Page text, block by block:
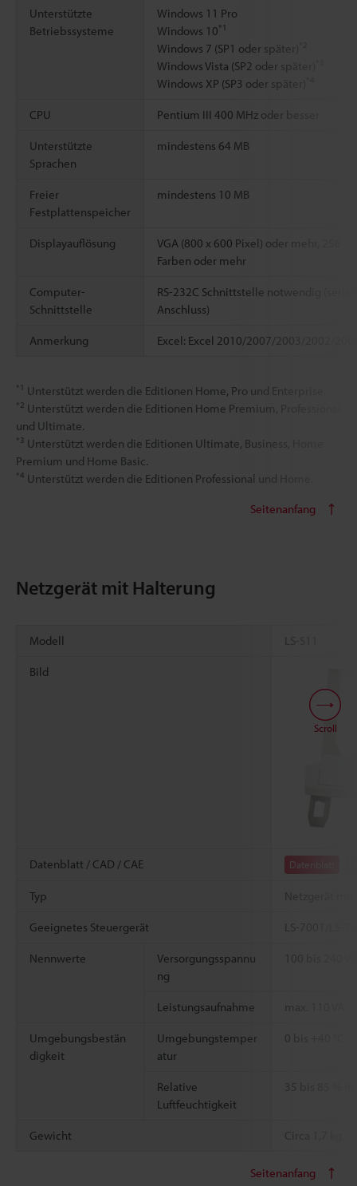
Unterstützte
Betriebssysteme
Windows 11 Pro
Windows 10*1
Windows 7 (SP1 oder später)
Windows Vista (SP2 oder später)
Windows XP (SP3 oder später)
CPU Pentium III 400 MHz oder besser
Unterstützte
Sprachen
mindestens 64 MB
Freier
Festplattenspeicher
mindestens 10 MB
Displayauflösung
VGA (800 x 600 Pixel) oder mehr, 256
Farben oder mehr
Computer-
Schnittstelle
RS-232C Schnittstelle notwendig
Anschluss)
Anmerkung Excel: Excel 2010/2007/2003/2002/
*1 Unterstützt werden die Editionen Home, Pro und Enterprise.
*2 Unterstützt werden die Editionen Home Premium, Professional
und Ultimate.
*3 Unterstützt werden die Editionen Ultimate, Business, Home
Premium und Home Basic.
*4 Unterstützt werden die Editionen Professional und Home.
Seitenanfang
Netzgerät mit Halterung
Modell
Bild
Datenblatt / CAD / CAE Datenblatt
Typ
Geeignetes Steuergerät
Nennwerte
Versorgungsspannu
ng
Leistungsaufnahme max. 110 VA
Umgebungsbestän
digkeit
Umgebungstemper
atur
0 bis +40 °C
Relative
Luftfeuchtigkeit
35 bis 85 %
Gewicht Circa 1,7 kg
Scroll
Seitenanfang